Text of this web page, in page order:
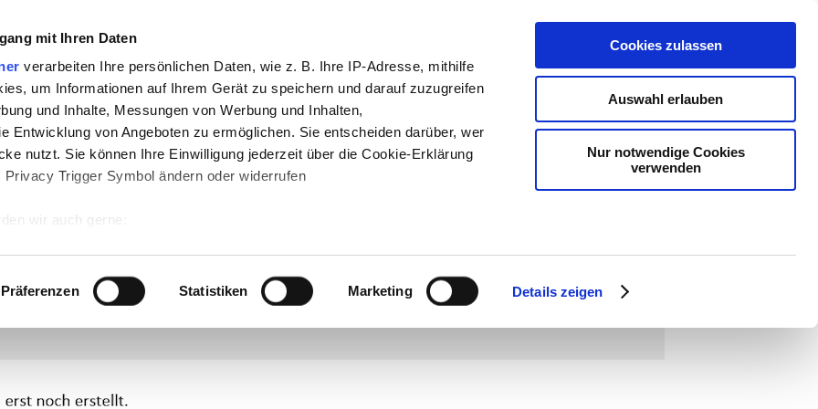
mit Ihren Daten
verarbeiten Ihre persönlichen Daten, wie z. B. Ihre IP-Adresse, mithilfe
um Informationen auf Ihrem Gerät zu speichern und darauf zuzugreifen
und Inhalte, Messungen von Werbung und Inhalten,
Entwicklung von Angeboten zu ermöglichen. Sie entscheiden darüber, wer
nutzt. Sie können Ihre Einwilligung jederzeit über die Cookie-Erklärung
Trigger Symbol ändern oder widerrufen
wir auch gerne:
Scannen nach bestimmten Merkmalen (Fingerprinting) identifizieren
wie Ihre persönlichen Daten verarbeitet werden, und legen Sie Ihre
fest.
Zugriffe auf unsere Website zu analysieren. Außerdem geben wir
Präferenzen Statistiken Marketing Details zeigen
Cookies zulassen
Auswahl erlauben
Nur notwendige Cookies
verwenden
-Geschichte-Politik -Pädagogik-Psychologie-
-Projekte-So navigiert man auf teachSam
-teachSam braucht Werbung
Sexismus in der Werbung
UND SEXUALISIERUNG ASPEKTE DES THEMAS Sexualität und Identität▪Scham und Schamgefühl
▪Didaktische und methodische Aspekte ▪ Was ist eigentlich sexistische Werbung? ●VERSCHIEDENE ASPEKTE ▪Historische Aspekte des
Werbung MASSNAHMEN GEGEN DEN SEXISMUS IN DER WERBUNG Die öffentlichen Rügen des Deutschen Werberats